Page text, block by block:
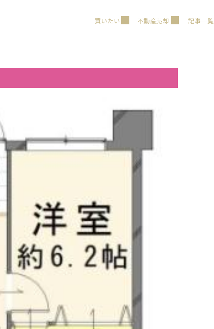
買いたい 不動産売却 記事一覧